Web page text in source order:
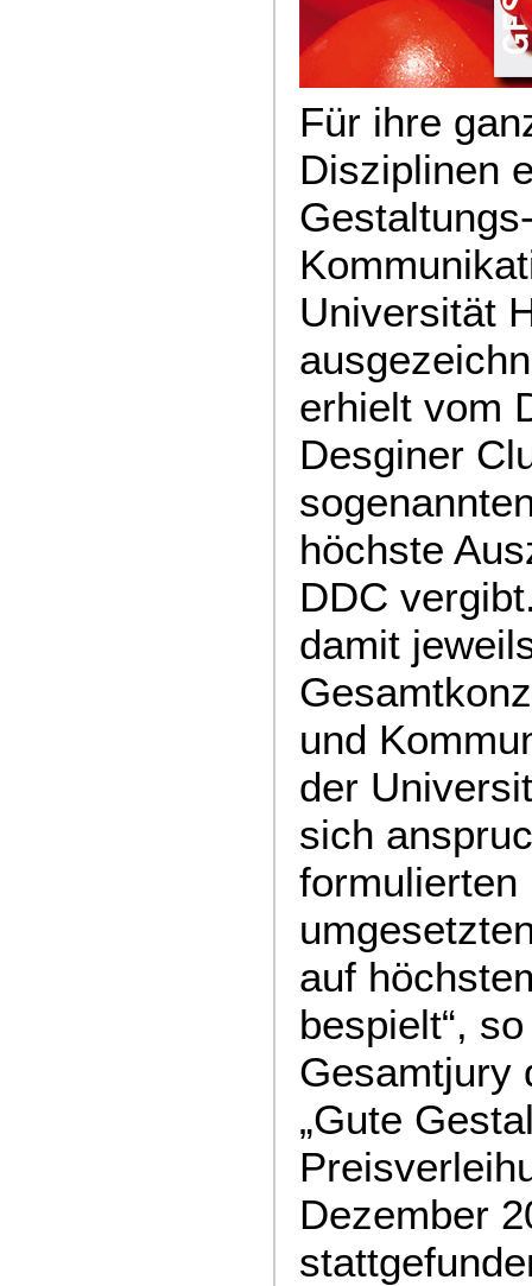
Für ihre
Disziplinen
Universität
erhielt vom
Desginer
höchste
DDC
damit
und
der
sich
formulierten
auf
bespielt“,
Gesamtjury
„Gute
Dezember